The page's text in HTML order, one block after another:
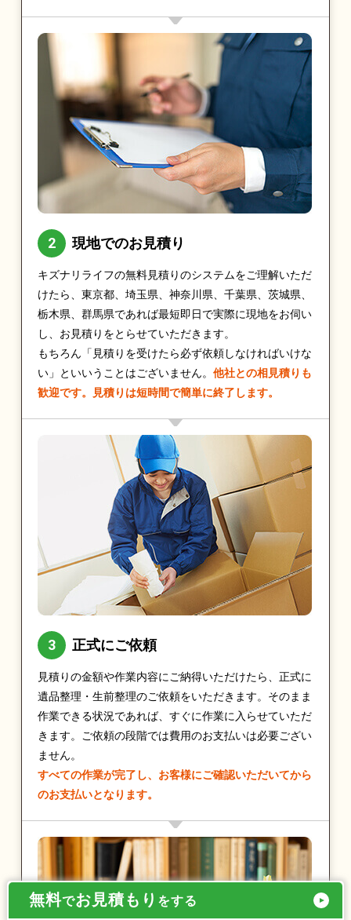
現地でのお見積り
キズナリライフの無料見積りのシステムをご理解いただ
けたら、東京都、埼玉県、神奈川県、千葉県、茨城県、
栃木県、群馬県であれば最短即日で実際に現地をお伺い
し、お見積りをとらせていただきます。
もちろん「見積りを受けたら必ず依頼しなければいけな
い」といいうことはございません。 他社との相見積りも
歓迎です。見積りは短時間で簡単に終了します。
正式にご依頼
見積りの金額や作業内容にご納得いただけたら、正式に
遺品整理・生前整理のご依頼をいただきます。そのまま
作業できる状況であれば、すぐに作業に入らせていただ
きます。ご依頼の段階では費用のお支払いは必要ござい
ません。
すべての作業が完了し、お客様にご確認いただいてから
のお支払いとなります。
無料でお見積もり をする